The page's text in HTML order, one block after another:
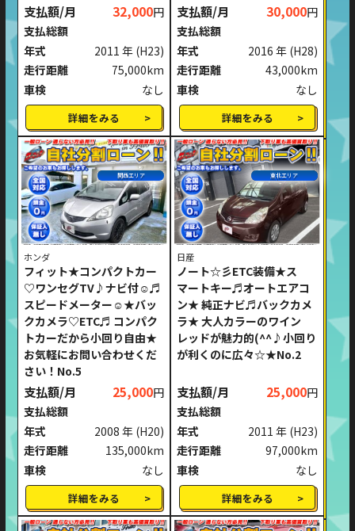
支払額/月 32,000円
支払総額
年式
2011 年 (H23)
走行距離
75,000km
車検
なし
詳細をみる
支払額/月 30,000円
支払総額
年式
2016 年 (H28)
走行距離
43,000km
車検
なし
詳細をみる
関西エリア
ホンダ
フィット★コンパクトカー
♡ワンセグTV♪ナビ付☺♬
スピードメーター☺★バッ
クカメラ♡ETC♬ コンパク
トカーだから小回り自由★
お気軽にお問い合わせくだ
さい！No.5
支払額/月 25,000円
支払総額
年式
2008 年 (H20)
走行距離
135,000km
車検
なし
詳細をみる
東北エリア
日産
ノート☆彡ETC装備★ス
マートキー♬オートエアコ
ン★ 純正ナビ♬バックカメ
ラ★ 大人カラーのワイン
レッドが魅力的(^^♪小回り
が利くのに広々☆★No.2
支払額/月 25,000円
支払総額
年式
2011 年 (H23)
走行距離
97,000km
車検
なし
詳細をみる